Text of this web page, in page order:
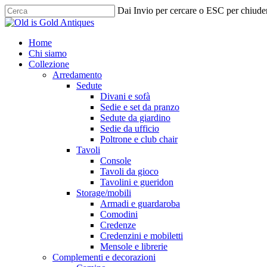
Skip
to
content
Dai Invio per cercare o ESC per
Chiudi
cerca
Menu
Home
Chi siamo
Collezione
Arredamento
Sedute
Divani e sofà
Sedie e set da pranzo
Sedute da giardino
Sedie da ufficio
Poltrone e club chair
Tavoli
Console
Tavoli da gioco
Tavolini e gueridon
Storage/mobili
Armadi e guardaroba
Comodini
Credenze
Credenzini e mobiletti
Mensole e librerie
Complementi e decorazioni